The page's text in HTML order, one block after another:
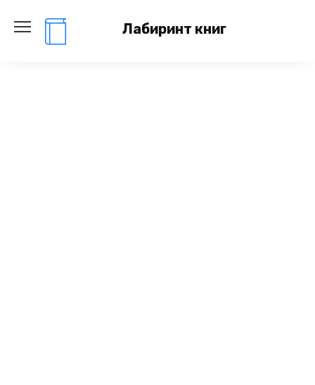
содержанию
Лабиринт книг